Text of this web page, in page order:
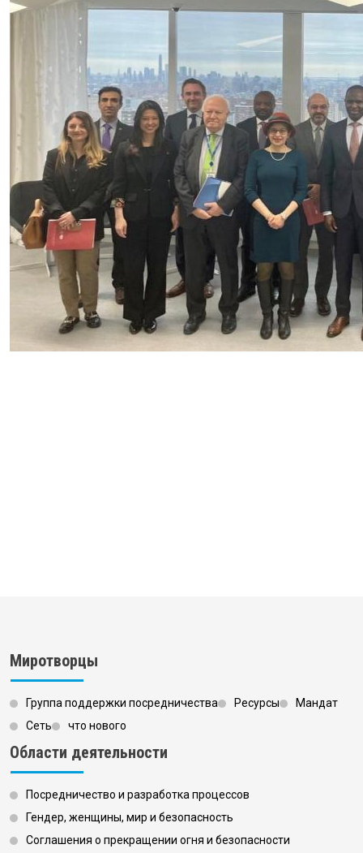
Миротворцы
Группа поддержки посредничества Ресурсы
Мандат
Сеть
что нового
Области деятельности
Посредничество и разработка процессов
Гендер, женщины, мир и безопасность
Соглашения о прекращении огня и безопасности